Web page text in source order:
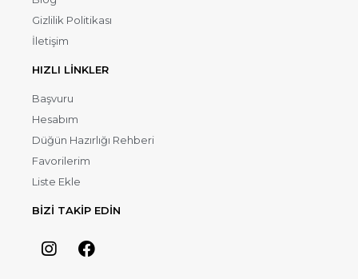
Gizlilik Politikası
İletişim
HIZLI LİNKLER
Başvuru
Hesabım
Düğün Hazırlığı Rehberi
Favorilerim
Liste Ekle
BİZİ TAKİP EDİN